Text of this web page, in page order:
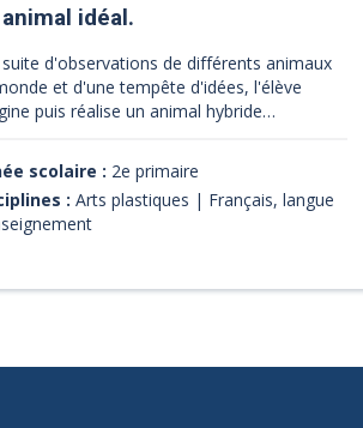
animal idéal.
suite d'observations de différents animaux
et d'une tempête d'idées, l'élève
puis réalise un animal hybride
différents et d'un objet du quotidien.
la création, on invitera l'élève à rédiger
courte présentation écrite de son animal.
suite, tous les animaux créés pourraient
scolaire : 2e primaire
: Arts plastiques | Français, langue